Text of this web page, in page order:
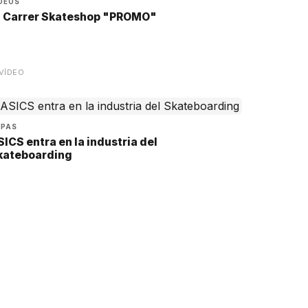
Carrer Skateshop "PROMO"
entra en la industria del